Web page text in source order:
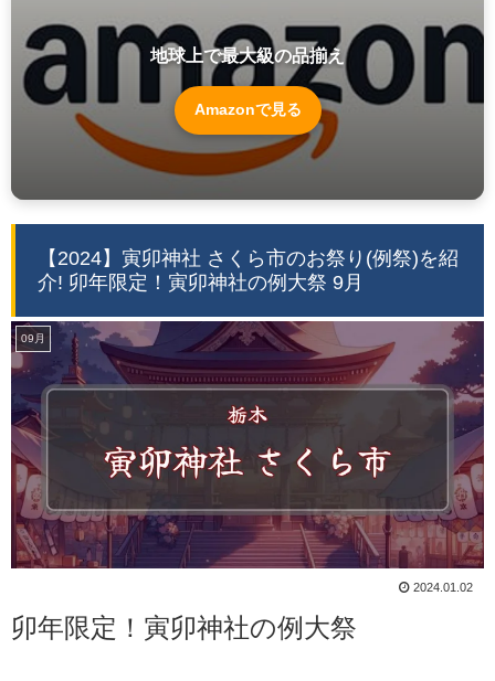
地球上で最大級の品揃え
Amazonで見る
【2024】寅卯神社 さくら市のお祭り(例祭)を紹
介! 卯年限定！寅卯神社の例大祭 9月
09月
2024.01.02
卯年限定！寅卯神社の例大祭